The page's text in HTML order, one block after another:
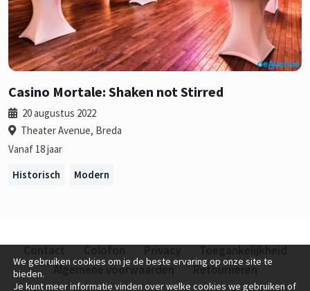
Casino Mortale: Shaken not Stirred
20 augustus 2022
Theater Avenue, Breda
Vanaf 18 jaar
Historisch
Modern
Algemene voorwaarden
Retourneren
We gebruiken cookies om je de beste ervaring op onze site te
bieden.
Je kunt meer informatie vinden over welke cookies we gebruiken of